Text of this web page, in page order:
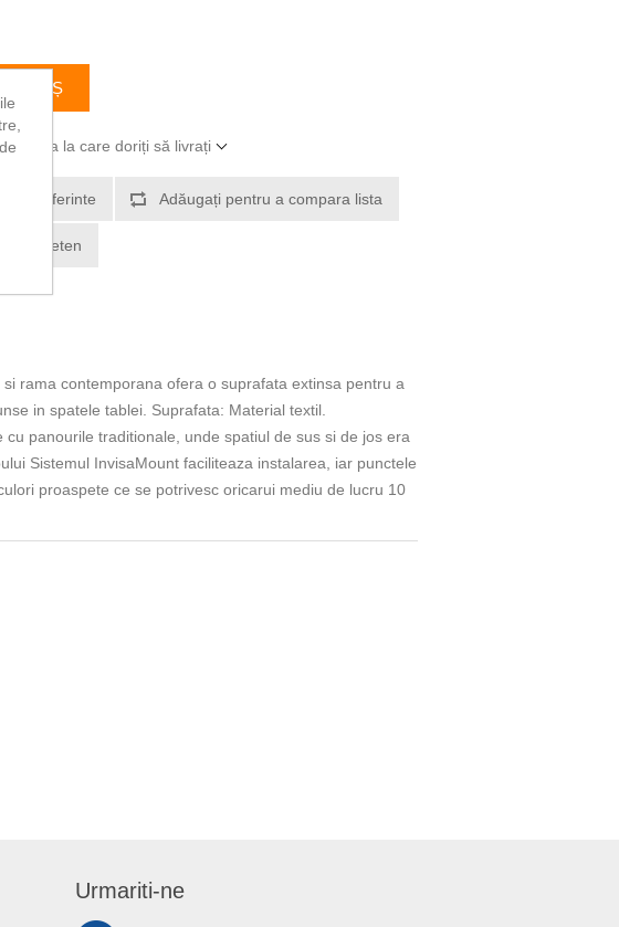
ÎN COȘ
adresa la care doriți să livrați
de preferinte Adăugați pentru a compara lista
un prieten
rama contemporana ofera o suprafata extinsa pentru a
in spatele tablei. Suprafata: Material textil.
panourile traditionale, unde spatiul de sus si de jos era
Sistemul InvisaMount faciliteaza instalarea, iar punctele
proaspete ce se potrivesc oricarui mediu de lucru 10
Urmariti-ne